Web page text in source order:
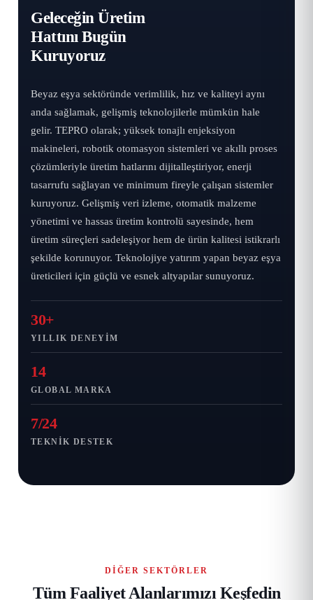
Geleceğin Üretim
Hattını Bugün
Kuruyoruz
Beyaz eşya sektöründe verimlilik, hız ve kaliteyi aynı
anda sağlamak, gelişmiş teknolojilerle mümkün hale
gelir. TEPRO olarak; yüksek tonajlı enjeksiyon
makineleri, robotik otomasyon sistemleri ve akıllı proses
çözümleriyle üretim hatlarını dijitalleştiriyor, enerji
tasarrufu sağlayan ve minimum fireyle çalışan sistemler
kuruyoruz. Gelişmiş veri izleme, otomatik malzeme
yönetimi ve hassas üretim kontrolü sayesinde, hem
üretim süreçleri sadeleşiyor hem de ürün kalitesi istikrarlı
şekilde korunuyor. Teknolojiye yatırım yapan beyaz eşya
üreticileri için güçlü ve esnek altyapılar sunuyoruz.
30+
YILLIK DENEYIM
14
GLOBAL MARKA
7/24
TEKNIK DESTEK
DIĞER SEKTÖRLER
Tüm Faaliyet Alanlarımızı Keşfedin